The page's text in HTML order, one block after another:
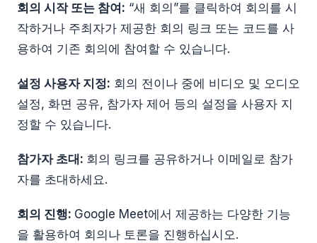
회의 시작 또는 참여: “새 회의”를 클릭하여 회의를 시
작하거나 주최자가 제공한 회의 링크 또는 코드를 사
용하여 기존 회의에 참여할 수 있습니다.
설정 사용자 지정: 회의 전이나 중에 비디오 및 오디오
설정, 화면 공유, 참가자 제어 등의 설정을 사용자 지
정할 수 있습니다.
참가자 초대: 회의 링크를 공유하거나 이메일로 참가
자를 초대하세요.
회의 진행: Google Meet에서 제공하는 다양한 기능
을 활용하여 회의나 토론을 진행하십시오.